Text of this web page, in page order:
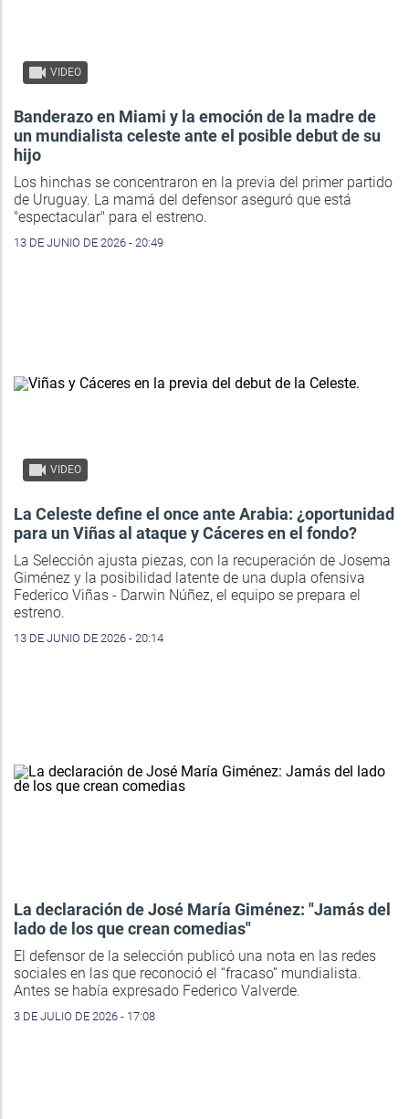
VIDEO
Banderazo en Miami y la emoción de la madre de
un mundialista celeste ante el posible debut de su
hijo
Los hinchas se concentraron en la previa del primer partido
de Uruguay. La mamá del defensor aseguró que está
"espectacular" para el estreno.
13 DE JUNIO DE 2026 - 20:49
VIDEO
La Celeste define el once ante Arabia: ¿oportunidad
para un Viñas al ataque y Cáceres en el fondo?
La Selección ajusta piezas, con la recuperación de Josema
Giménez y la posibilidad latente de una dupla ofensiva
Federico Viñas - Darwin Núñez, el equipo se prepara el
estreno.
13 DE JUNIO DE 2026 - 20:14
La declaración de José María Giménez: "Jamás del
lado de los que crean comedias"
El defensor de la selección publicó una nota en las redes
sociales en las que reconoció el “fracaso” mundialista.
Antes se había expresado Federico Valverde.
3 DE JULIO DE 2026 - 17:08